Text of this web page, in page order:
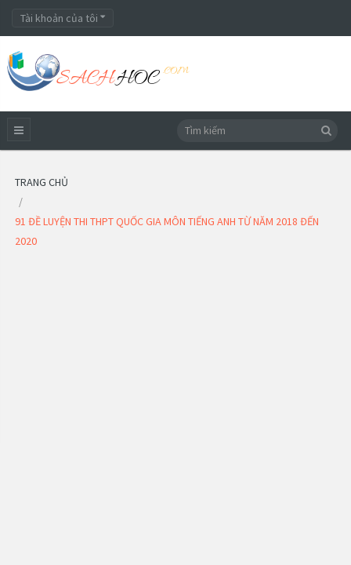
Tài khoản của tôi
TRANG CHỦ
91 ĐỀ LUYỆN THI THPT QUỐC GIA MÔN TIẾNG ANH TỪ NĂM 2018 ĐẾN
2020